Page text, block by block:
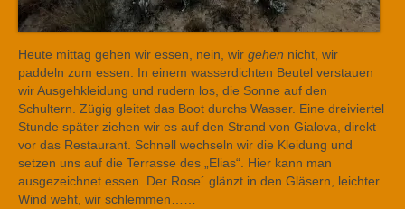
Heute mittag gehen wir essen, nein, wir gehen nicht, wir
paddeln zum essen. In einem wasserdichten Beutel verstauen
wir Ausgehkleidung und rudern los, die Sonne auf den
Schultern. Zügig gleitet das Boot durchs Wasser. Eine dreiviertel
Stunde später ziehen wir es auf den Strand von Gialova, direkt
vor das Restaurant. Schnell wechseln wir die Kleidung und
setzen uns auf die Terrasse des „Elias“. Hier kann man
ausgezeichnet essen. Der Rose´ glänzt in den Gläsern, leichter
Wind weht, wir schlemmen……